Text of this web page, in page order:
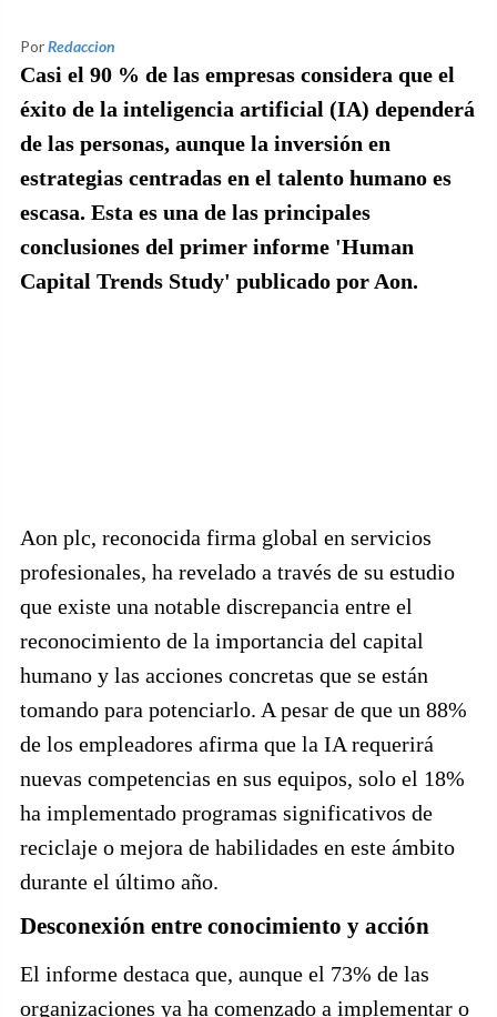
PorRedaccion
Casi el 90 % de las empresas considera que el
éxito de la inteligencia artificial (IA) dependerá
de las personas, aunque la inversión en
estrategias centradas en el talento humano es
escasa. Esta es una de las principales
conclusiones del primer informe 'Human
Capital Trends Study' publicado por Aon.
Aon plc, reconocida firma global en servicios
profesionales, ha revelado a través de su estudio
que existe una notable discrepancia entre el
reconocimiento de la importancia del capital
humano y las acciones concretas que se están
tomando para potenciarlo. A pesar de que un 88%
de los empleadores afirma que la IA requerirá
nuevas competencias en sus equipos, solo el 18%
ha implementado programas significativos de
reciclaje o mejora de habilidades en este ámbito
durante el último año.
Desconexión entre conocimiento y acción
El informe destaca que, aunque el 73% de las
organizaciones ya ha comenzado a implementar o